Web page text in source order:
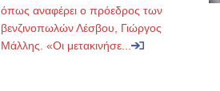
όπως αναφέρει ο πρόεδρος των
βενζινοπωλών Λέσβου, Γιώργος
Μάλλης. «Οι μετακινήσε...